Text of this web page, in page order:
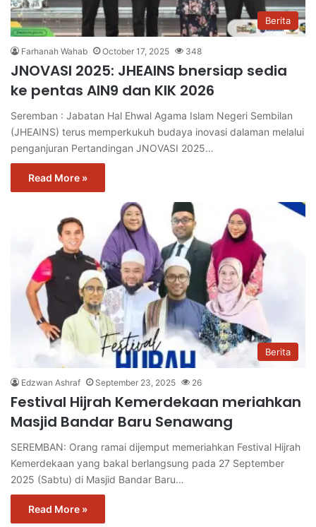
Berita
Farhanah Wahab October 17, 2025 348
JNOVASI 2025: JHEAINS bnersiap sedia
ke pentas AIN9 dan KIK 2026
Seremban : Jabatan Hal Ehwal Agama Islam Negeri Sembilan
(JHEAINS) terus memperkukuh budaya inovasi dalaman melalui
penganjuran Pertandingan JNOVASI 2025…
Read More »
Berita
Edzwan Ashraf September 23, 2025 26
Festival Hijrah Kemerdekaan meriahkan
Masjid Bandar Baru Senawang
SEREMBAN: Orang ramai dijemput memeriahkan Festival Hijrah
Kemerdekaan yang bakal berlangsung pada 27 September
2025 (Sabtu) di Masjid Bandar Baru…
Read More »